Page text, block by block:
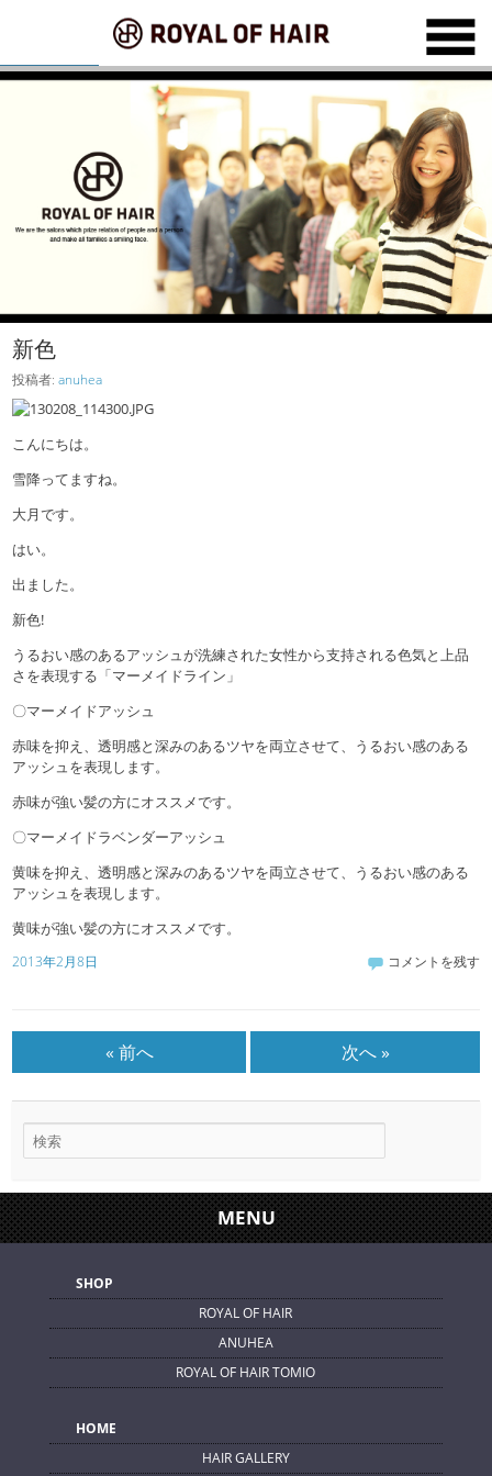
新色
投稿者:anuhea
こんにちは。
雪降ってますね。
大月です。
はい。
出ました。
新色!
うるおい感のあるアッシュが洗練された女性から支持される色気と上品
さを表現する「マーメイドライン」
〇マーメイドアッシュ
赤味を抑え、透明感と深みのあるツヤを両立させて、うるおい感のある
アッシュを表現します。
赤味が強い髪の方にオススメです。
〇マーメイドラベンダーアッシュ
黄味を抑え、透明感と深みのあるツヤを両立させて、うるおい感のある
アッシュを表現します。
黄味が強い髪の方にオススメです。
2013年2月8日 コメントを残す
« 前へ 次へ »
MENU
SHOP
ROYAL OF HAIR
ANUHEA
ROYAL OF HAIR TOMIO
HOME
HAIR GALLERY